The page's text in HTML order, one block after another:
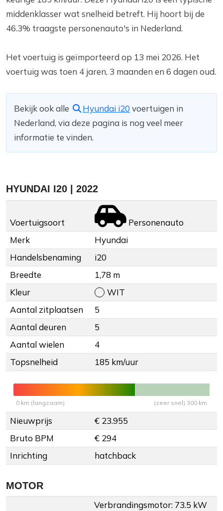
middenklasser wat snelheid betreft. Hij hoort bij de
46.3% traagste personenauto's in Nederland.
Het voertuig is geïmporteerd op 13 mei 2026. Het
voertuig was toen 4 jaren, 3 maanden en 6 dagen oud.
Bekijk ook alle Hyundai i20 voertuigen in
Nederland, via deze pagina is nog veel meer
informatie te vinden.
HYUNDAI I20 | 2022
Voertuigsoort
Personenauto
Merk
Hyundai
Handelsbenaming
i20
Breedte
1,78 m
Kleur
WIT
Aantal zitplaatsen
5
Aantal deuren
5
Aantal wielen
4
Topsnelheid
185 km/uur
0 km (langzaam) (zeer snel) 300 km
Nieuwprijs
€ 23.955
Bruto BPM
€ 294
Inrichting
hatchback
MOTOR
Verbrandingsmotor: 73.5 kW